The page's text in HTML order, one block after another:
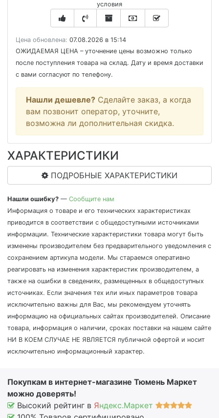
условия
Цена обновлена: 07.08.2026 в 15:14
ОЖИДАЕМАЯ ЦЕНА – уточнение цены возможно только
после поступления товара на склад. Дату и время доставки
с вами согласуют по телефону.
Нашли дешевле? Сделайте заказ, а когда
вам позвонит оператор, уточните,
возможна ли дополнительная скидка.
ХАРАКТЕРИСТИКИ
ПОДРОБНЫЕ ХАРАКТЕРИСТИКИ
Нашли ошибку? — Сообщите нам
Информация о товаре и его технических характеристиках
приводится в соответствии с общедоступными источниками
информации. Технические характеристики товара могут быть
изменены производителем без предварительного уведомления с
сохранением артикула модели. Мы стараемся оперативно
реагировать на изменения характеристик производителем, а
также на ошибки в сведениях, размещенных в общедоступных
источниках. Если значения тех или иных параметров товара
исключительно важны для Вас, мы рекомендуем уточнять
информацию на официальных сайтах производителей. Описание
товара, информация о наличии, сроках поставки на нашем сайте
НИ В КОЕМ СЛУЧАЕ НЕ ЯВЛЯЕТСЯ публичной офертой и носит
исключительно информационный характер.
Покупкам в интернет-магазине Тюмень Маркет
можно доверять!
Высокий рейтинг в Яндекс.Маркет